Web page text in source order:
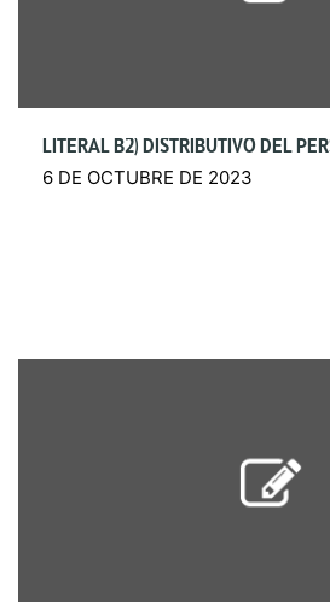
LITERAL B2) DISTRIBUTIVO DEL
6 DE OCTUBRE DE 2023